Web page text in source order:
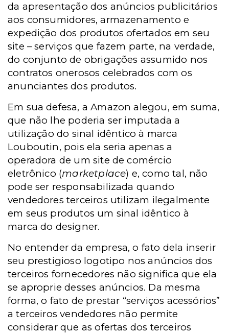
da apresentação dos anúncios publicitários
aos consumidores, armazenamento e
expedição dos produtos ofertados em seu
site – serviços que fazem parte, na verdade,
do conjunto de obrigações assumido nos
contratos onerosos celebrados com os
anunciantes dos produtos.
Em sua defesa, a Amazon alegou, em suma,
que não lhe poderia ser imputada a
utilização do sinal idêntico à marca
Louboutin, pois ela seria apenas a
operadora de um site de comércio
eletrônico (marketplace) e, como tal, não
pode ser responsabilizada quando
vendedores terceiros utilizam ilegalmente
em seus produtos um sinal idêntico à
marca do designer.
No entender da empresa, o fato dela inserir
seu prestigioso logotipo nos anúncios dos
terceiros fornecedores não significa que ela
se aproprie desses anúncios. Da mesma
forma, o fato de prestar “serviços acessórios”
a terceiros vendedores não permite
considerar que as ofertas dos terceiros